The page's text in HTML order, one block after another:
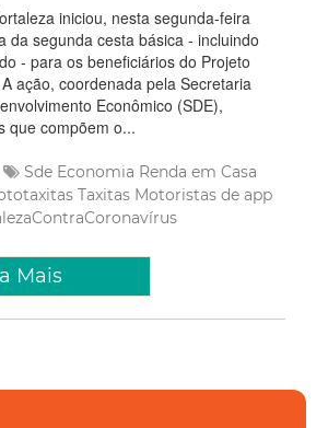
iniciou, nesta segunda-feira
da segunda cesta básica - incluindo
- para os beneficiários do Projeto
ação, coordenada pela Secretaria
Econômico (SDE),
que compõem o...
Sde Economia Renda em Casa
Taxitas Motoristas de app
Mais